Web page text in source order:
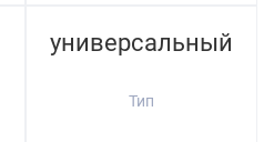
универсальный
Тип